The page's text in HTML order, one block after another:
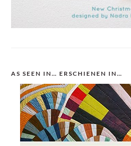
AS SEEN IN… ERSCHIENEN IN…